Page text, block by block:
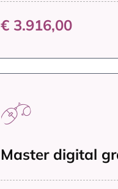
€ 3.916,00
Master digital